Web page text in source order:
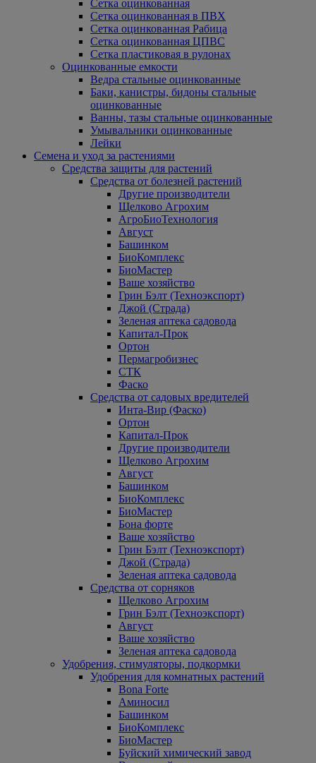
Сетка оцинкованная
Сетка оцинкованная в ПВХ
Сетка оцинкованная Рабица
Сетка оцинкованная ЦПВС
Сетка пластиковая в рулонах
Оцинкованные емкости
Ведра стальные оцинкованные
Баки, канистры, бидоны стальные
оцинкованные
Ванны, тазы стальные оцинкованные
Умывальники оцинкованные
Лейки
Семена и уход за растениями
Средства защиты для растений
Средства от болезней растений
Другие производители
Щелково Агрохим
АгроБиоТехнология
Август
Башинком
БиоКомплекс
БиоМастер
Ваше хозяйство
Грин Бэлт (Техноэкспорт)
Джой (Страда)
Зеленая аптека садовода
Капитал-Прок
Ортон
Пермагробизнес
СТК
Фаско
Средства от садовых вредителей
Инта-Вир (Фаско)
Ортон
Капитал-Прок
Другие производители
Щелково Агрохим
Август
Башинком
БиоКомплекс
БиоМастер
Бона форте
Ваше хозяйство
Грин Бэлт (Техноэкспорт)
Джой (Страда)
Зеленая аптека садовода
Средства от сорняков
Щелково Агрохим
Грин Бэлт (Техноэкспорт)
Август
Ваше хозяйство
Зеленая аптека садовода
Удобрения, стимуляторы, подкормки
Удобрения для комнатных растений
Bona Forte
Аминосил
Башинком
БиоКомплекс
БиоМастер
Буйский химический завод